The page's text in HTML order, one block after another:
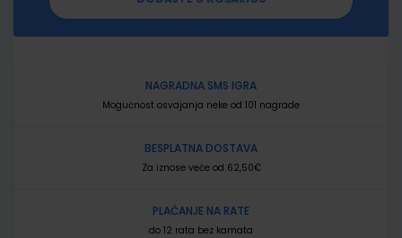
NAGRADNA SMS IGRA
Mogućnost osvajanja neke od 101 nagrade
BESPLATNA DOSTAVA
Za iznose veće od 62,50€
PLAĆANJE NA RATE
do 12 rata bez kamata